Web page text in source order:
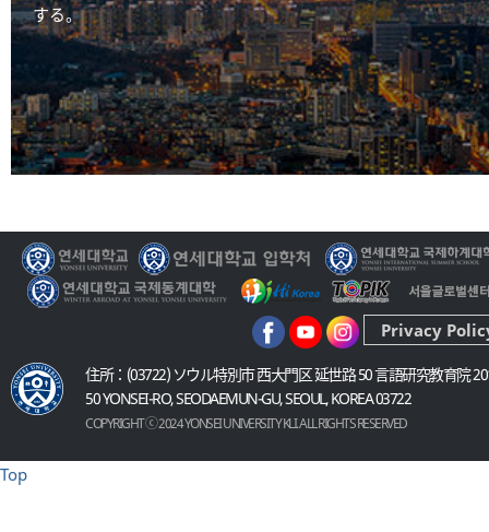
する。
住所：(03722) ソウル特別市 西大門区 延世路 50 言語研究教育院
50 YONSEI-RO, SEODAEMUN-GU, SEOUL, KOREA 03722
COPYRIGHT ⓒ 2024 YONSEI UNIVERSITY KLI. ALL RIGHTS RESERVED
Privacy
Top